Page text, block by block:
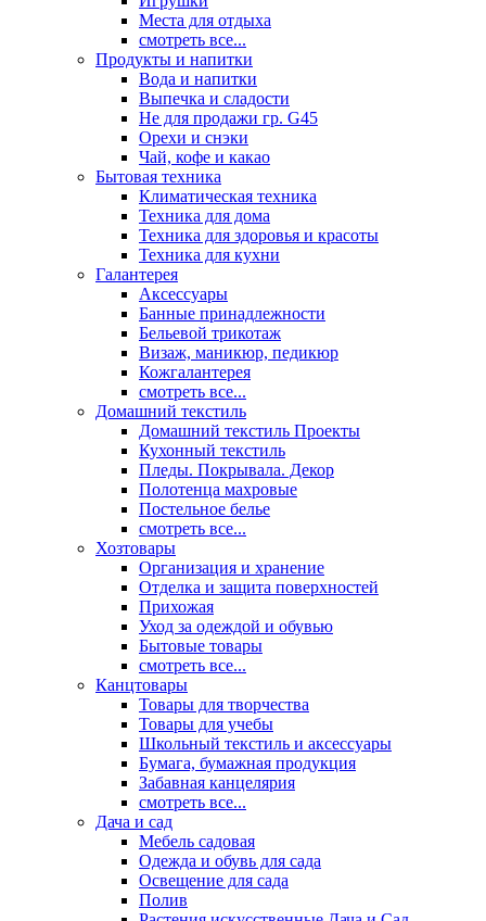
Места для отдыха
смотреть все...
Продукты и напитки
Вода и напитки
Выпечка и сладости
Не для продажи гр. G45
Орехи и снэки
Чай, кофе и какао
Бытовая техника
Климатическая техника
Техника для дома
Техника для здоровья и красоты
Техника для кухни
Галантерея
Аксессуары
Банные принадлежности
Бельевой трикотаж
Визаж, маникюр, педикюр
Кожгалантерея
смотреть все...
Домашний текстиль
Домашний текстиль Проекты
Кухонный текстиль
Пледы. Покрывала. Декор
Полотенца махровые
Постельное белье
смотреть все...
Хозтовары
Организация и хранение
Отделка и защита поверхностей
Прихожая
Уход за одеждой и обувью
Бытовые товары
смотреть все...
Канцтовары
Товары для творчества
Товары для учебы
Школьный текстиль и аксессуары
Бумага, бумажная продукция
Забавная канцелярия
смотреть все...
Дача и сад
Мебель садовая
Одежда и обувь для сада
Освещение для сада
Полив